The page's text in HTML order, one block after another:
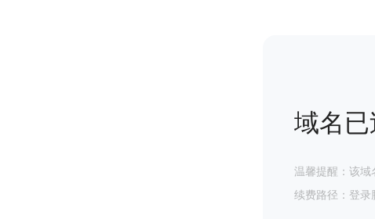
域名
温馨提醒：该域
续费路径：登录